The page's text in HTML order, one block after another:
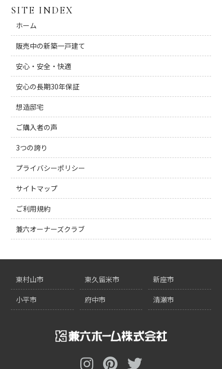
SITE INDEX
ホーム
販売中の新築一戸建て
安心・安全・快適
安心の長期30年保証
想造邸宅
ご購入者の声
3つの誇り
プライバシーポリシー
サイトマップ
ご利用規約
兼六オーナーズクラブ
東村山市 東久留米市 新座市
小平市 府中市 清瀬市